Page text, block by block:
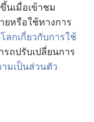
เมื่อเข้าชม
หรือใช้ทางการ
ลกเกี่ยวกับการใช้
ถปรับเปลี่ยนการ
มเป็นส่วนตัว
of Pennsylvania.
ส่วนบุคคล |การตั้งค่า